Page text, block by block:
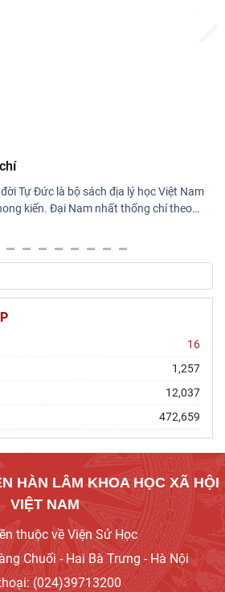
Tự Đức là bộ sách địa lý học Việt Nam
kiến. Đại Nam nhất thống chí theo…
16
1,257
12,037
472,659
HÀN LÂM KHOA HỌC XÃ HỘI
VIỆT NAM
thuộc về Viện Sử Học
Chuối - Hai Bà Trưng - Hà Nội
(024)39713200